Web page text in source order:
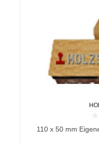
Durchschnittliche
110 x 50 mm